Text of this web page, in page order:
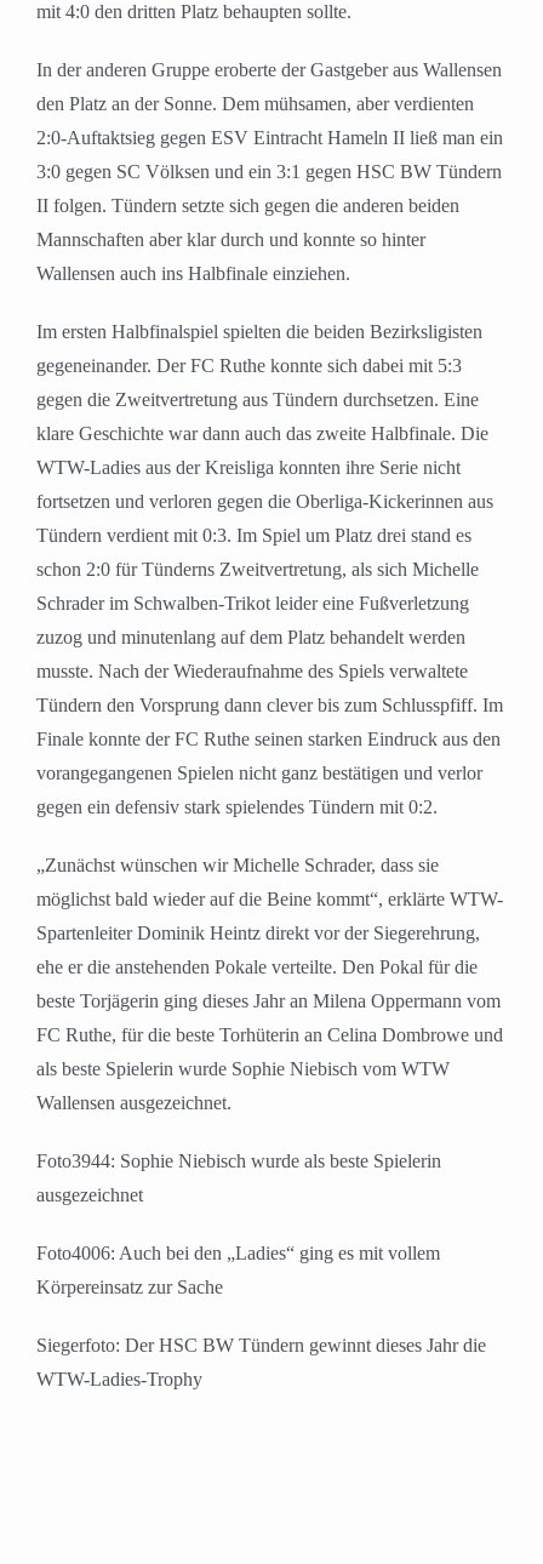
mit 4:0 den dritten Platz behaupten sollte.
In der anderen Gruppe eroberte der Gastgeber aus Wallensen
den Platz an der Sonne. Dem mühsamen, aber verdienten
2:0-Auftaktsieg gegen ESV Eintracht Hameln II ließ man ein
3:0 gegen SC Völksen und ein 3:1 gegen HSC BW Tündern
II folgen. Tündern setzte sich gegen die anderen beiden
Mannschaften aber klar durch und konnte so hinter
Wallensen auch ins Halbfinale einziehen.
Im ersten Halbfinalspiel spielten die beiden Bezirksligisten
gegeneinander. Der FC Ruthe konnte sich dabei mit 5:3
gegen die Zweitvertretung aus Tündern durchsetzen. Eine
klare Geschichte war dann auch das zweite Halbfinale. Die
WTW-Ladies aus der Kreisliga konnten ihre Serie nicht
fortsetzen und verloren gegen die Oberliga-Kickerinnen aus
Tündern verdient mit 0:3. Im Spiel um Platz drei stand es
schon 2:0 für Tünderns Zweitvertretung, als sich Michelle
Schrader im Schwalben-Trikot leider eine Fußverletzung
zuzog und minutenlang auf dem Platz behandelt werden
musste. Nach der Wiederaufnahme des Spiels verwaltete
Tündern den Vorsprung dann clever bis zum Schlusspfiff. Im
Finale konnte der FC Ruthe seinen starken Eindruck aus den
vorangegangenen Spielen nicht ganz bestätigen und verlor
gegen ein defensiv stark spielendes Tündern mit 0:2.
„Zunächst wünschen wir Michelle Schrader, dass sie
möglichst bald wieder auf die Beine kommt“, erklärte WTW-
Spartenleiter Dominik Heintz direkt vor der Siegerehrung,
ehe er die anstehenden Pokale verteilte. Den Pokal für die
beste Torjägerin ging dieses Jahr an Milena Oppermann vom
FC Ruthe, für die beste Torhüterin an Celina Dombrowe und
als beste Spielerin wurde Sophie Niebisch vom WTW
Wallensen ausgezeichnet.
Foto3944: Sophie Niebisch wurde als beste Spielerin
ausgezeichnet
Foto4006: Auch bei den „Ladies“ ging es mit vollem
Körpereinsatz zur Sache
Siegerfoto: Der HSC BW Tündern gewinnt dieses Jahr die
WTW-Ladies-Trophy